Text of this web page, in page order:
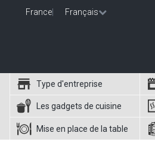
France Français
Type d'entreprise
Les gadgets de cuisine
Mise en place de la table